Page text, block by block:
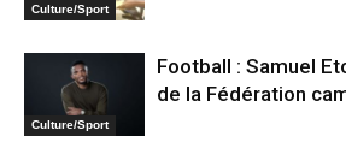
Culture/Sport
Culture/Sport
Football : Samuel
de la Fédération